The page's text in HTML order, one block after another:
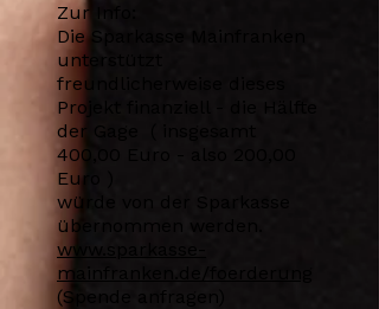
Zur Info:
Die Sparkasse Mainfranken
unterstützt
freundlicherweise dieses
Projekt finanziell - die Hälfte
der Gage ( insgesamt
400,00 Euro - also 200,00
Euro )
würde von der Sparkasse
übernommen werden.
www.sparkasse-
mainfranken.de/foerderung
(Spende anfragen)